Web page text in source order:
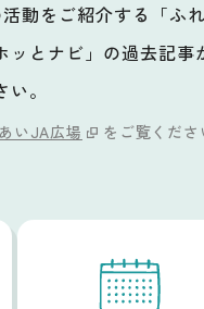
動をご紹介する「ふ
とナビ」の過去記事
。
いJA広場 をご覧くださ